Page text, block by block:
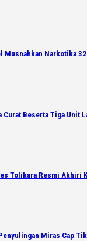
Musnahkan Narkotika
Curat Beserta Tiga Unit
Tolikara Resmi Akhiri
Miras Cap